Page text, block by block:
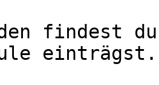
findest
einträgst.